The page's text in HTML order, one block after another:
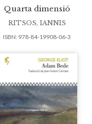
Quarta dimensió
RITSOS, IANNIS
ISBN: 978-84-19908-06-3